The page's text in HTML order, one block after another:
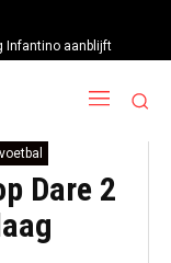
Infantino aanblijft
Dare 2